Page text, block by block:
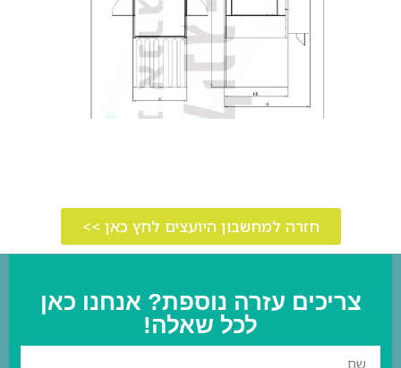
חזרה למחשבון היועצים לחץ כאן >>
צריכים עזרה נוספת? אנחנו כאן
לכל שאלה!